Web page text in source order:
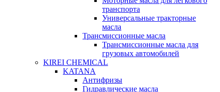
транспорта
Универсальные тракторные
масла
Трансмиссионные масла
Трансмиссионные масла для
грузовых автомобилей
KIREI CHEMICAL
KATANA
Антифризы
Гидравлические масла